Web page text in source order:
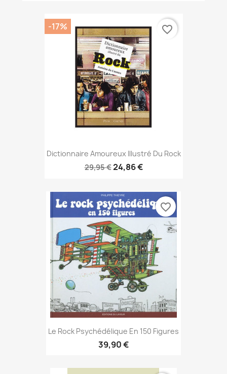
Dictionnaire Amoureux Illustré Du Rock
29,95 €24,86 €
-17% favorite_border
Le Rock Psychédélique En 150 Figures
39,90 €
favorite_border